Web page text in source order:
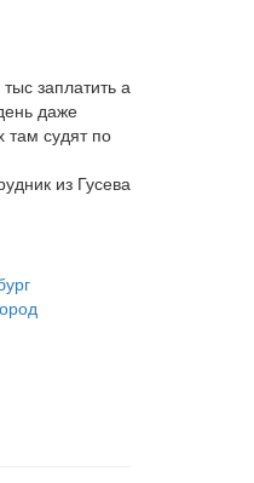
заплатить а
даже
там судят по
из Гусева